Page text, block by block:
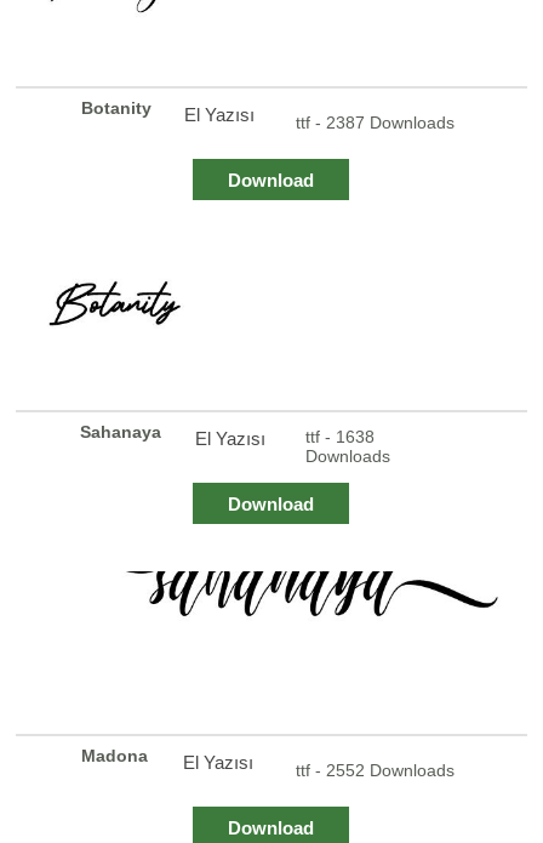
Botanity El Yazısı ttf - 2387 Downloads
Download
Sahanaya El Yazısı
ttf - 1638
Downloads
Download
Madona El Yazısı ttf - 2552 Downloads
Download